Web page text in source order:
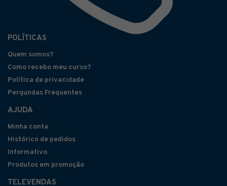
POLÍTICAS
Quem somos?
Como recebo meu curso?
Política de privacidade
Pergundas Frequentes
AJUDA
Minha conta
Histórico de pedidos
Informativo
Produtos em promoção
TELEVENDAS